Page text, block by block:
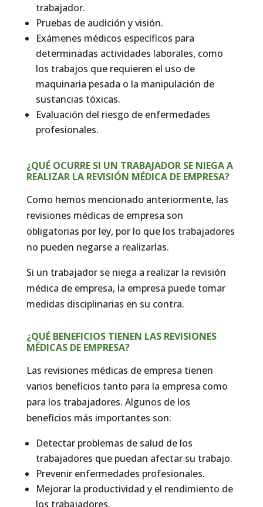
trabajador.
Pruebas de audición y visión.
Exámenes médicos específicos para
determinadas actividades laborales, como
los trabajos que requieren el uso de
maquinaria pesada o la manipulación de
sustancias tóxicas.
Evaluación del riesgo de enfermedades
profesionales.
¿QUÉ OCURRE SI UN TRABAJADOR SE NIEGA A
REALIZAR LA REVISIÓN MÉDICA DE EMPRESA?
Como hemos mencionado anteriormente, las
revisiones médicas de empresa son
obligatorias por ley, por lo que los trabajadores
no pueden negarse a realizarlas.
Si un trabajador se niega a realizar la revisión
médica de empresa, la empresa puede tomar
medidas disciplinarias en su contra.
¿QUÉ BENEFICIOS TIENEN LAS REVISIONES
MÉDICAS DE EMPRESA?
Las revisiones médicas de empresa tienen
varios beneficios tanto para la empresa como
para los trabajadores. Algunos de los
beneficios más importantes son:
Detectar problemas de salud de los
trabajadores que puedan afectar su trabajo.
Prevenir enfermedades profesionales.
Mejorar la productividad y el rendimiento de
los trabajadores.